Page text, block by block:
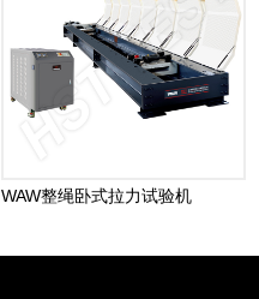
WAW整绳卧式拉力试验机